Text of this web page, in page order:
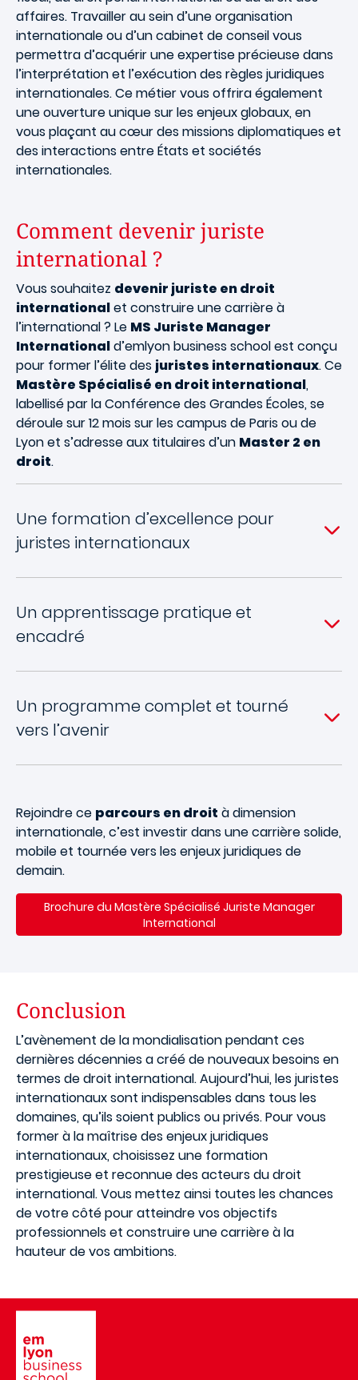
affaires. Travailler au sein d’une organisation
internationale ou d’un cabinet de conseil vous
permettra d’acquérir une expertise précieuse dans
l’interprétation et l’exécution des règles juridiques
internationales. Ce métier vous offrira également
une ouverture unique sur les enjeux globaux, en
vous plaçant au cœur des missions diplomatiques et
des interactions entre États et sociétés
internationales.
Comment devenir juriste
international ?
Vous souhaitez devenir juriste en droit
internationalet construire une carrière à
l’international ? Le MS Juriste Manager
Internationald’emlyon business school est conçu
pour former l’élite des juristes internationaux. Ce
Mastère Spécialisé en droit international,
labellisé par la Conférence des Grandes Écoles, se
déroule sur 12 mois sur les campus de Paris ou de
Lyon et s’adresse aux titulaires d’un Master 2 en
droit.
Une formation d’excellence pour
juristes internationaux
Un apprentissage pratique et
encadré
Un programme complet et tourné
vers l’avenir
Rejoindre ce parcours en droit à dimension
internationale, c’est investir dans une carrière solide,
mobile et tournée vers les enjeux juridiques de
demain.
Brochure du Mastère Spécialisé Juriste Manager
International
Conclusion
L’avènement de la mondialisation pendant ces
dernières décennies a créé de nouveaux besoins en
termes de droit international. Aujourd’hui, les juristes
internationaux sont indispensables dans tous les
domaines, qu’ils soient publics ou privés. Pour vous
former à la maîtrise des enjeux juridiques
internationaux, choisissez une formation
prestigieuse et reconnue des acteurs du droit
international. Vous mettez ainsi toutes les chances
de votre côté pour atteindre vos objectifs
professionnels et construire une carrière à la
hauteur de vos ambitions.